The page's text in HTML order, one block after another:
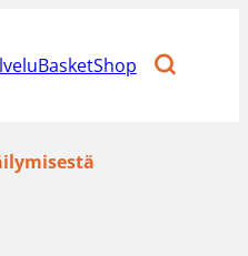
BasketShop